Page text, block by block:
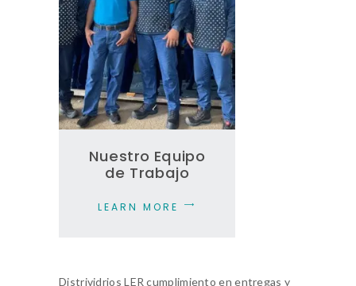
Nuestro Equipo
de Trabajo
LEARN MORE
Distrividrios LER cumplimiento en entregas y